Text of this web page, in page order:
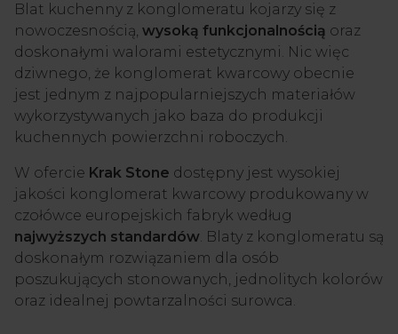
Blat kuchenny z konglomeratu kojarzy się z
nowoczesnością, wysoką funkcjonalnością oraz
doskonałymi walorami estetycznymi. Nic więc
dziwnego, że konglomerat kwarcowy obecnie
jest jednym z najpopularniejszych materiałów
wykorzystywanych jako baza do produkcji
kuchennych powierzchni roboczych.
W ofercie Krak Stone dostępny jest wysokiej
jakości konglomerat kwarcowy produkowany w
czołówce europejskich fabryk według
najwyższych standardów. Blaty z konglomeratu są
doskonałym rozwiązaniem dla osób
poszukujących stonowanych, jednolitych kolorów
oraz idealnej powtarzalności surowca.